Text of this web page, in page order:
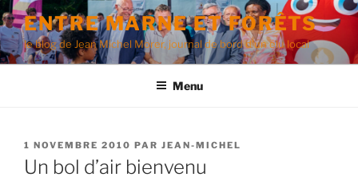
Aller
au
contenu
principal
ENTRE MARNE ET FORÊTS
le blog de Jean Michel Morer, journal de bord d'un élu local
Menu
PUBLIÉ
LE
1 NOVEMBRE 2010 PAR JEAN-MICHEL
Un bol d’air bienvenu